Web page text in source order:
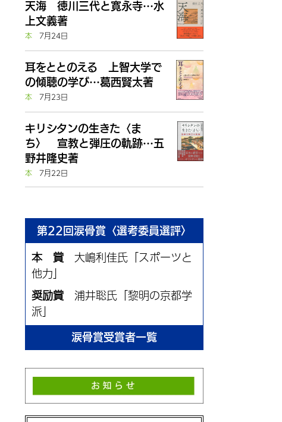
天海 徳川三代と寛永寺…水
上文義著
本
7月24日
耳をととのえる 上智大学で
の傾聴の学び…葛西賢太著
本
7月23日
キリシタンの生きた〈ま
ち〉 宣教と弾圧の軌跡…五
野井隆史著
本
7月22日
第22回涙骨賞〈選考委員選評〉
本 賞
大嶋利佳氏「スポーツと
他力」
奨励賞
浦井聡氏「黎明の京都学
派」
涙骨賞受賞者一覧